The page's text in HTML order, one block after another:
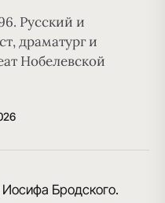
Русский и
драматург и
Нобелевской
Бродского.